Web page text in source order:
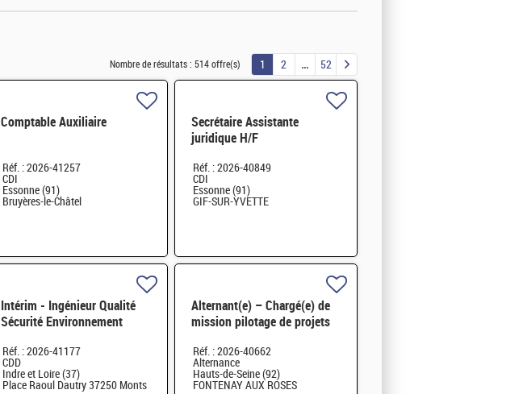
Nombre de résultats : 514 offre(s) 1 2 52
Comptable Auxiliaire
Réf. : 2026-41257
CDI
Essonne (91)
Bruyères-le-Châtel
Secrétaire Assistante
juridique H/F
Réf. : 2026-40849
CDI
Essonne (91)
GIF-SUR-YVETTE
Intérim - Ingénieur Qualité
Sécurité Environnement
Réf. : 2026-41177
CDD
Indre et Loire (37)
Place Raoul Dautry 37250 Monts
Alternant(e) – Chargé(e) de
mission pilotage de projets
H/F
Réf. : 2026-40662
Alternance
Hauts-de-Seine (92)
FONTENAY AUX ROSES